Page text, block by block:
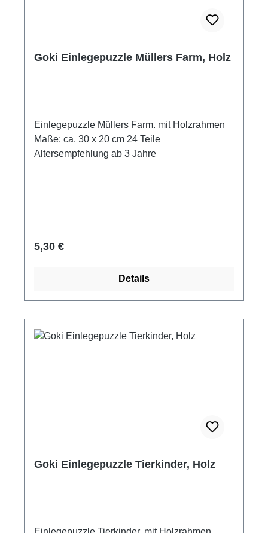
Goki Einlegepuzzle Müllers Farm, Holz
Einlegepuzzle Müllers Farm. mit Holzrahmen
Maße: ca. 30 x 20 cm 24 Teile
Altersempfehlung ab 3 Jahre
Regulärer Preis:
5,30 €
Details
Goki Einlegepuzzle Tierkinder, Holz